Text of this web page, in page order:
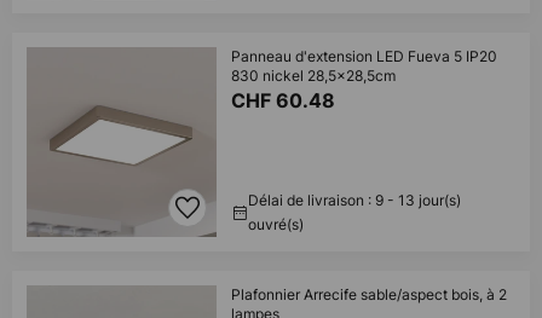
Panneau d'extension LED Fueva 5 IP20
830 nickel 28,5x28,5cm
CHF 60.48
Délai de livraison : 9 - 13 jour(s)
ouvré(s)
Plafonnier Arrecife sable/aspect bois, à 2
lampes